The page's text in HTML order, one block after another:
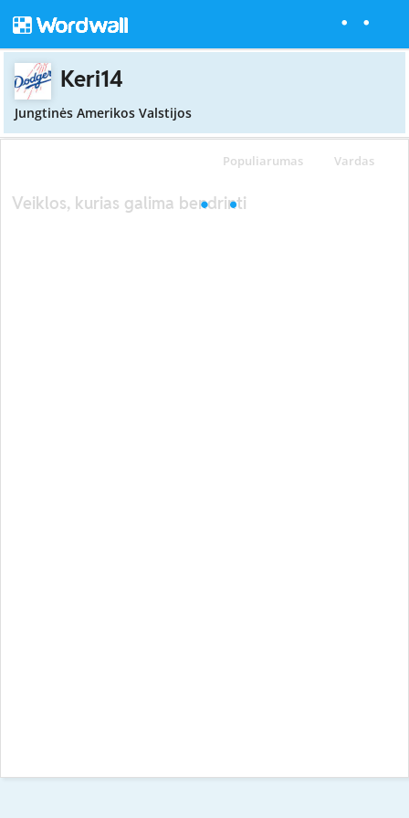
Keri14
Jungtinės Amerikos Valstijos
Populiarumas Vardas
Veiklos, kurias galima bendrinti